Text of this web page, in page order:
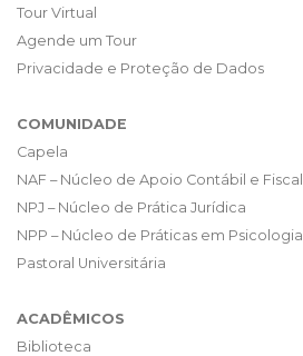
Tour Virtual
Agende um Tour
Privacidade e Proteção de Dados
COMUNIDADE
Capela
NAF – Núcleo de Apoio Contábil e Fiscal
NPJ – Núcleo de Prática Jurídica
NPP – Núcleo de Práticas em Psicologia
Pastoral Universitária
ACADÊMICOS
Biblioteca